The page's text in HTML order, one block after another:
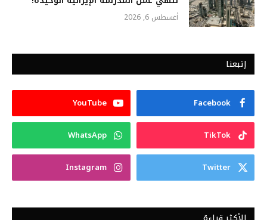
أغسطس 6, 2026
إتبعنا
Facebook
YouTube
TikTok
WhatsApp
Twitter
Instagram